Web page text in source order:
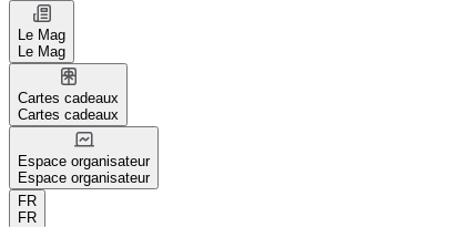
Le Mag
Le Mag
Cartes cadeaux
Cartes cadeaux
Espace organisateur
Espace organisateur
FR
FR